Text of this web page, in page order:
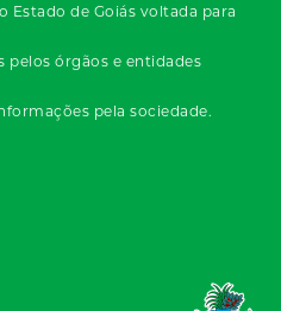
Estado de Goiás voltada para
pelos órgãos e entidades
pela sociedade.